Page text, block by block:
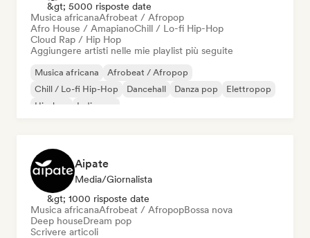
&gt; 5000 risposte date
Musica africanaAfrobeat / Afropop
Afro House / AmapianoChill / Lo-fi Hip-Hop
Cloud Rap / Hip Hop
Aggiungere artisti nelle mie playlist più seguite
Musica africana
Afrobeat / Afropop
Chill / Lo-fi Hip-Hop
Dancehall Danza pop
Elettropop
Hip-hop
Indie pop
Aipate
Media/Giornalista
&gt; 1000 risposte date
Musica africanaAfrobeat / AfropopBossa nova
Deep houseDream pop
Scrivere articoli